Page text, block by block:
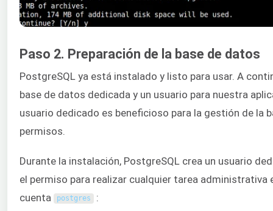
Paso 2. Preparación de la base de datos
PostgreSQL ya está instalado y listo para usar. A
base de datos dedicada y un usuario para nuestra
usuario dedicado es beneficioso para la gestión de la
permisos.
Durante la instalación, PostgreSQL crea un usuario
el permiso para realizar cualquier tarea administrativa
cuenta
postgres :